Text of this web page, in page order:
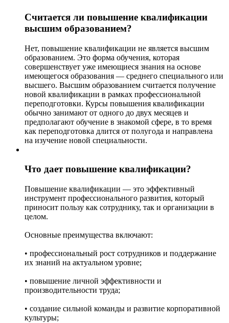
Считается ли повышение квалификации
высшим образованием?
Нет, повышение квалификации не является высшим
образованием. Это форма обучения, которая
совершенствует уже имеющиеся знания на основе
имеющегося образования — среднего специального или
высшего. Высшим образованием считается получение
новой квалификации в рамках профессиональной
переподготовки. Курсы повышения квалификации
обычно занимают от одного до двух месяцев и
предполагают обучение в знакомой сфере, в то время
как переподготовка длится от полугода и направлена
на изучение новой специальности.
Что дает повышение квалификации?
Повышение квалификации — это эффективный
инструмент профессионального развития, который
приносит пользу как сотруднику, так и организации в
целом.
Основные преимущества включают:
• профессиональный рост сотрудников и поддержание
их знаний на актуальном уровне;
• повышение личной эффективности и
производительности труда;
• создание сильной команды и развитие корпоративной
культуры;